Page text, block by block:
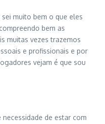
muito bem o que eles
bem as
muitas vezes trazemos
e profissionais e por
vejam é que sou
de estar com